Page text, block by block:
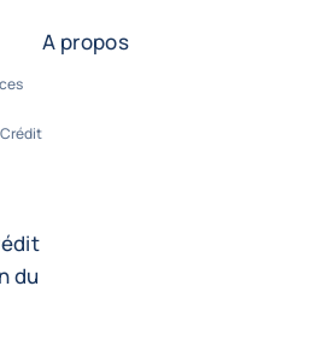
A propos
du